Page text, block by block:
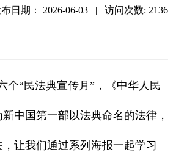
日期： 2026-06-03 | 访问次数: 2136
“民法典宣传月”，《中华人民
中国第一部以法典命名的法律，
让我们通过系列海报一起学习